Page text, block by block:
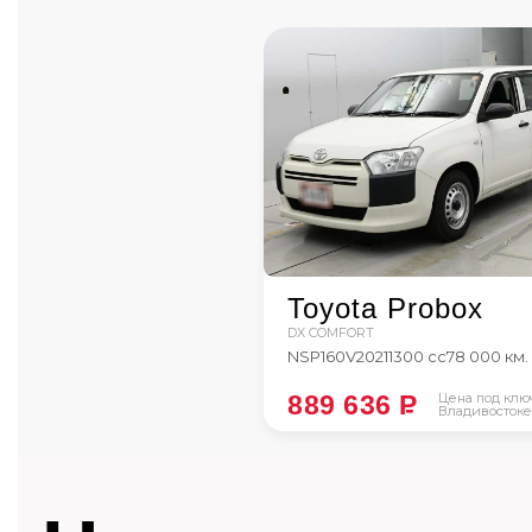
Toyota Probox
DX COMFORT
NSP160V20211300 сс78 000 км.
Цена под
Владивостоке
889 636 P